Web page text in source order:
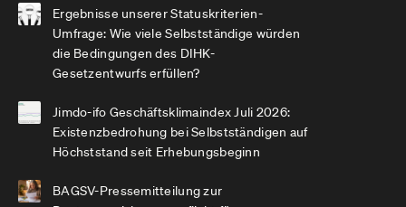
Ergebnisse unserer Statuskriterien-
Umfrage: Wie viele Selbstständige würden
die Bedingungen des DIHK-
Gesetzentwurfs erfüllen?
Jimdo-ifo Geschäftsklimaindex Juli 2026:
Existenzbedrohung bei Selbstständigen auf
Höchststand seit Erhebungsbeginn
BAGSV-Pressemitteilung zur